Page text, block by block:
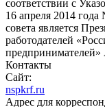
соответствии с
16 апреля 2014
совета является
работодателей
Контакты
Сайт:
nspkrf.ru
Адрес для